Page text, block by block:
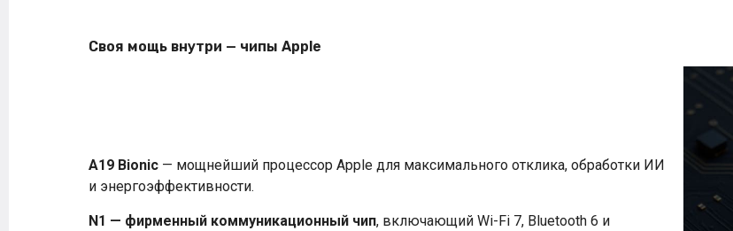
Своя мощь внутри — чипы Apple
A19 Bionic — мощнейший процессор Apple для максимального отклика, обработки ИИ
и энергоэффективности.
N1 — фирменный коммуникационный чип, включающий Wi-Fi 7, Bluetooth 6 и